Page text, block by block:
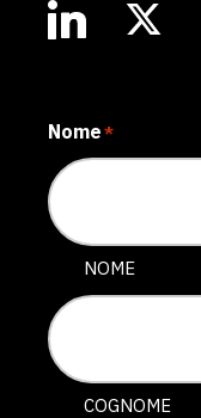
Nome*
NOME
COGNOME